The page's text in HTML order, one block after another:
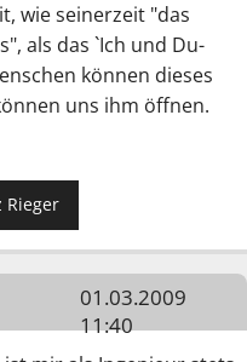
wie seinerzeit "das
als das `Ich und Du-
können dieses
uns ihm öffnen.
Rieger
01.03.2009
11:40